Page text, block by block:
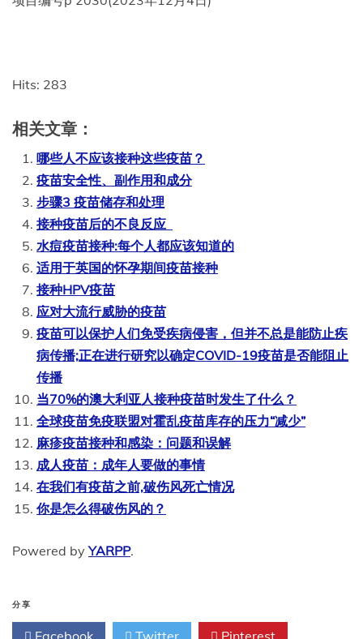
Hits: 283
相关文章：
哪些人不应该接种这些疫苗？
疫苗安全性、副作用和成分
步骤3 疫苗储存和处理
接种疫苗后的不良反应
水痘疫苗接种:每个人都应该知道的
适用于英国的怀孕期间疫苗接种
接种HPV疫苗
应对大流行威胁的疫苗
疫苗可以保护人们免受疾病侵害，但并不总是能防止疾
病传播;正在进行研究以确定COVID-19疫苗是否能阻止
传播
当70%的澳大利亚人接种疫苗时发生了什么？
全球疫苗免疫联盟对霍乱疫苗库存的压力“减少”
麻疹疫苗接种和感染：问题和误解
成人疫苗：成年人要做的事情
在我们有疫苗之前,破伤风死亡情况
你是怎么得破伤风的？
Powered byYARPP.
分享